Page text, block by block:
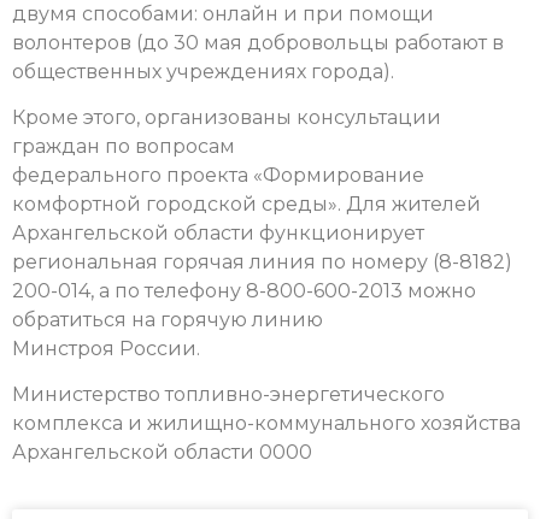
двумя способами: онлайн и при помощи
волонтеров (до 30 мая добровольцы работают в
общественных учреждениях города).
Кроме этого, организованы консультации
граждан по вопросам
федерального проекта «Формирование
комфортной городской среды». Для жителей
Архангельской области функционирует
региональная горячая линия по номеру (8-8182)
200-014, а по телефону 8-800-600-2013 можно
обратиться на горячую линию
Минстроя России.
Министерство топливно-энергетического
комплекса и жилищно-коммунального хозяйства
Архангельской области 0000